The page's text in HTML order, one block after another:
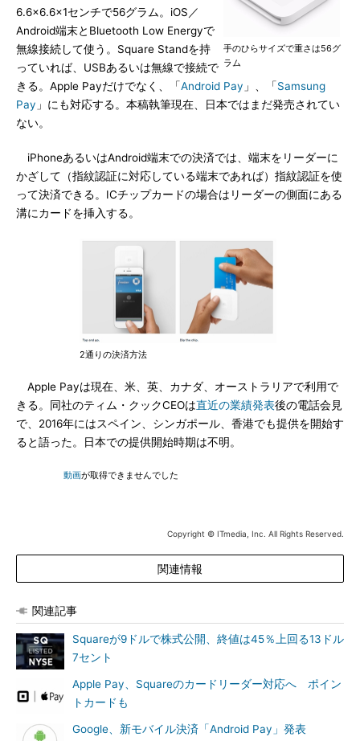
手のひらサイズで重さは56グ
ラム
6.6×6.6×1センチで56グラム。iOS／
Android端末とBluetooth Low Energyで
無線接続して使う。Square Standを持
っていれば、USBあるいは無線で接続で
きる。Apple Payだけでなく、「Android Pay 」、「Samsung
Pay 」にも対応する。本稿執筆現在、日本ではまだ発売されてい
ない。
iPhoneあるいはAndroid端末での決済では、端末をリーダーに
かざして（指紋認証に対応している端末であれば）指紋認証を使
って決済できる。ICチップカードの場合はリーダーの側面にある
溝にカードを挿入する。
2通りの決済方法
Apple Payは現在、米、英、カナダ、オーストラリアで利用で
きる。同社のティム・クックCEOは直近の業績発表後の電話会見
で、2016年にはスペイン、シンガポール、香港でも提供を開始す
ると語った。日本での提供開始時期は不明。
動画が取得できませんでした
Copyright © ITmedia, Inc. All Rights Reserved.
関連情報
関連記事
Squareが9ドルで株式公開、終値は45％上回る13ドル
7セント
Apple Pay、Squareのカードリーダー対応へ ポイン
トカードも
Google、新モバイル決済「Android Pay」発表